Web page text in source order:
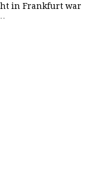
in Frankfurt war